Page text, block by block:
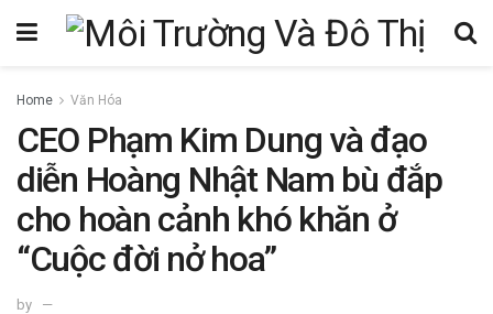
Home Văn Hóa
CEO Phạm Kim Dung và đạo
diễn Hoàng Nhật Nam bù đắp
cho hoàn cảnh khó khăn ở
“Cuộc đời nở hoa”
by